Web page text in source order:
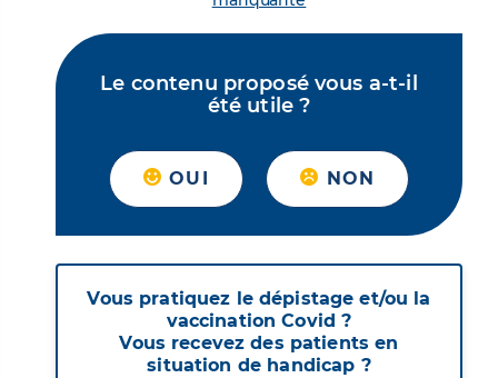
Le contenu proposé vous a-t-il
été utile ?
OUI NON
Vous pratiquez le dépistage et/ou la
vaccination Covid ?
Vous recevez des patients en
situation de handicap ?